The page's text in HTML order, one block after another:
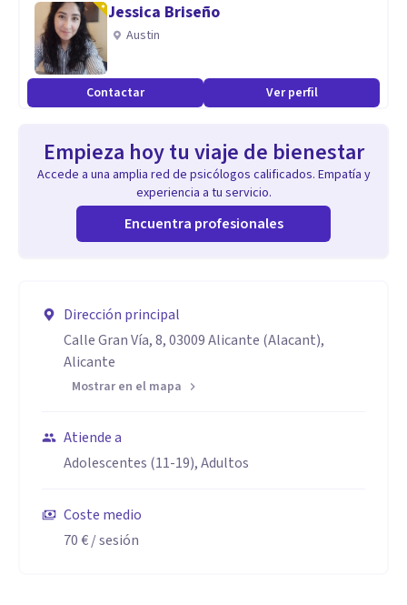
Jessica Briseño
Austin
Contactar Ver perfil
Empieza hoy tu viaje de bienestar
Accede a una amplia red de psicólogos calificados. Empatía y
experiencia a tu servicio.
Encuentra profesionales
Dirección principal
Calle Gran Vía, 8, 03009 Alicante (Alacant),
Alicante
Mostrar en el mapa
Atiende a
Adolescentes (11-19), Adultos
Coste medio
70 €/ sesión